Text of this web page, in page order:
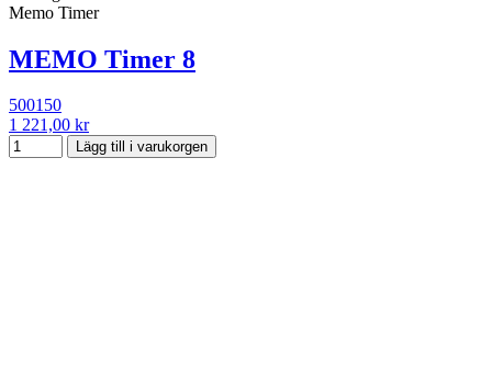
Memo Timer
MEMO Timer 8
500150
1 221,00 kr
Lägg till i varukorgen